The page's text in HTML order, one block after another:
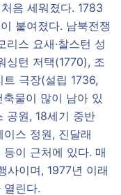
음 세워졌다. 1783
붙여졌다. 남북전쟁
스 요새·찰스턴 성
싱턴 저택(1770), 조
극장(설립 1736,
물이 많이 남아 있
공원, 18세기 중반
스 정원, 진달래
이 근처에 있다. 매
사이며, 1977년 이래
열린다.